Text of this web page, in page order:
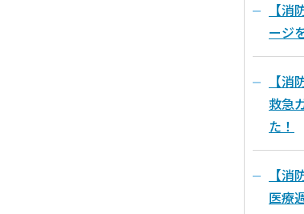
【
ージ
【
救急
た！
【
医療